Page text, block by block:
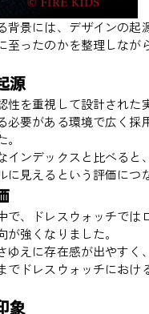
景には、デザインの起
ったのかを整理しなが
源
を重視して設計された
要がある環境で広く
ンデックスと比べると
見えるという評価につ
、ドレスウォッチでは
強くなりました。
えに存在感が出やすく
でドレスウォッチにお
象